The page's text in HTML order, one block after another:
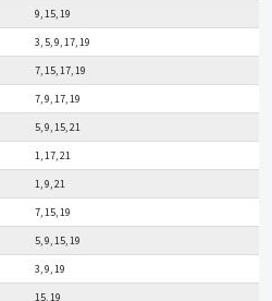
9, 15, 19
3, 5, 9, 17, 19
7, 15, 17, 19
7, 9, 17, 19
5, 9, 15, 21
1, 17, 21
1, 9, 21
7, 15, 19
5, 9, 15, 19
3, 9, 19
15, 19